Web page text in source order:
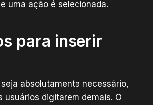
uma ação é selecionada.
para inserir
absolutamente necessário,
usuários digitarem demais. O